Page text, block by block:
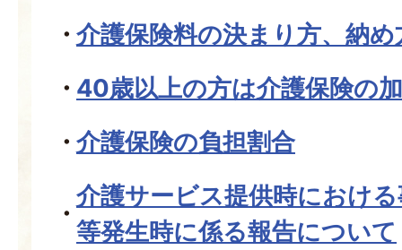
介護保険料の決まり方、納め
40歳以上の方は介護保険の
介護保険の負担割合
介護サービス提供時におけ
等発生時に係る報告について